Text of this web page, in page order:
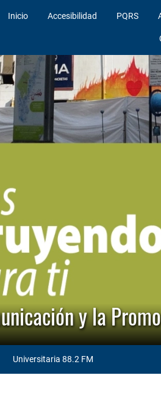
Inicio Accesibilidad PQRS
y la
Universitaria 88.2 FM